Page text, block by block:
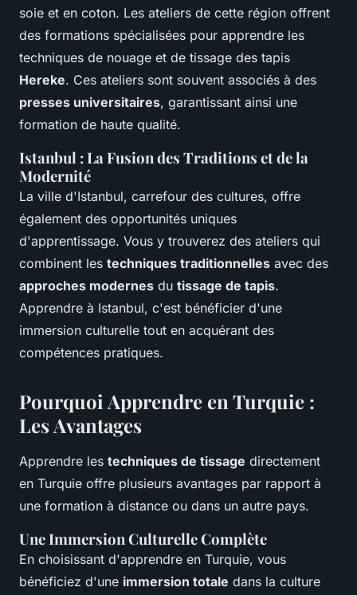
soie et en coton. Les ateliers de cette région offrent
des formations spécialisées pour apprendre les
techniques de nouage et de tissage des tapis
Hereke. Ces ateliers sont souvent associés à des
presses universitaires, garantissant ainsi une
formation de haute qualité.
Istanbul : La Fusion des Traditions et de la
Modernité
La ville d'Istanbul, carrefour des cultures, offre
également des opportunités uniques
d'apprentissage. Vous y trouverez des ateliers qui
combinent les techniques traditionnelles avec des
approches modernes du tissage de tapis.
Apprendre à Istanbul, c'est bénéficier d'une
immersion culturelle tout en acquérant des
compétences pratiques.
Pourquoi Apprendre en Turquie :
Les Avantages
Apprendre les techniques de tissage directement
en Turquie offre plusieurs avantages par rapport à
une formation à distance ou dans un autre pays.
Une Immersion Culturelle Complète
En choisissant d'apprendre en Turquie, vous
bénéficiez d'une immersion totale dans la culture